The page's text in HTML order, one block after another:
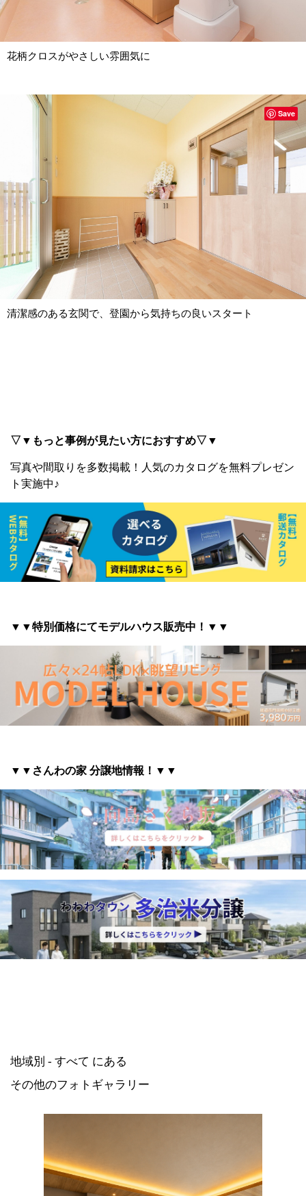
花柄クロスがやさしい雰囲気に
清潔感のある玄関で、登園から気持ちの良いスタート
Save
▽▼もっと事例が見たい方におすすめ▽▼
写真や間取りを多数掲載！ 人気のカタログを無料プレゼン
ト実施中♪
▼▼特別価格にてモデルハウス販売中！▼▼
▼▼さんわの家 分譲地情報 ！▼▼
地域別 - すべて にある
その他のフォトギャラリー